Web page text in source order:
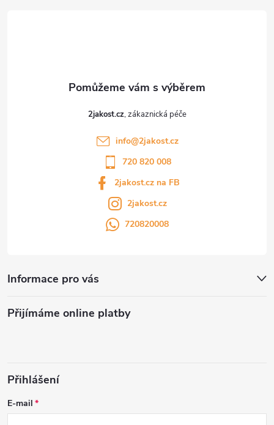
2jakost.cz
info@2jakost.cz
720 820 008
2jakost.cz na FB
2jakost.cz
720820008
Informace pro vás
Přijímáme online platby
Přihlášení
E-mail